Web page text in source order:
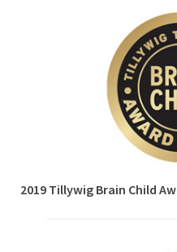
2019 Tillywig Brain Child